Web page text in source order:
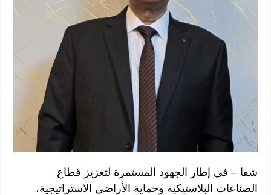
شفا – في إطار الجهود المستمرة لتعزيز قطاع
الصناعات البلاستيكية وحماية الأراضي الاستراتيجية،